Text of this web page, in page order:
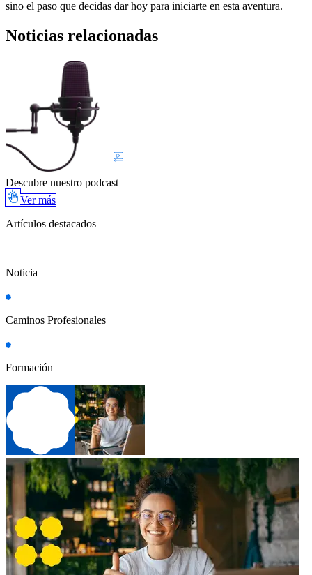
sino el paso que decidas dar hoy para iniciarte en esta aventura.
Noticias relacionadas
Descubre nuestro podcast
Ver más
Artículos destacados
Noticia
Caminos Profesionales
Formación